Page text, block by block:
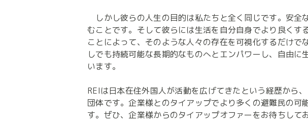
しかし彼らの人生の目的は私たちと全く同じです。安全
むことです。そして彼らには生活を自分自身でより良くす
ことによって、そのような人々の存在を可視化するだけで
しでも持続可能な長期的なものへとエンパワーし、自由に
います。
REIは日本在住外国人が活動を広げてきたという経歴から
団体です。企業様とのタイアップでより多くの避難民の可
す。ぜひ、企業様からのタイアップオファーをお待ちして